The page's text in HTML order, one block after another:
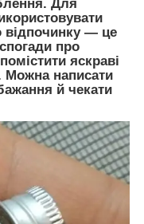
Для
відпочинку — це
про
яскраві
Можна написати
й чекати